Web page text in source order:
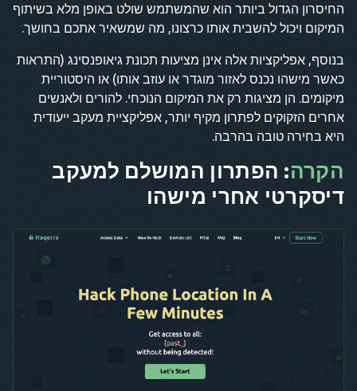
החיסרון הגדול ביותר הוא שהמשתמש שולט באופן מלא בשיתוף
המיקום ויכול להשבית אותו כרצונו, מה שמשאיר אתכם בחושך.
בנוסף, אפליקציות אלה אינן מציעות תכונת גיאופנסינג (התראות
כאשר מישהו נכנס לאזור מוגדר או עוזב אותו) או היסטוריית
מיקומים. הן מציגות רק את המיקום הנוכחי. להורים ולאנשים
אחרים הזקוקים לפתרון מקיף יותר, אפליקציית מעקב ייעודית
היא בחירה טובה בהרבה.
הקרה: הפתרון המושלם למעקב
דיסקרטי אחרי מישהו